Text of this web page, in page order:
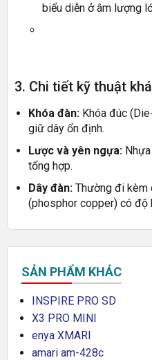
biểu diễn ở âm lượng
3. Chi tiết kỹ thuật
Khóa đàn: Khóa đúc
giữ dây ổn định.
Lược và yên ngựa:
tổng hợp.
Dây đàn: Thường đi kèm
(phosphor copper) có độ
SẢN PHẨM KHÁC
INSPIRE PRO SD
X3 PRO MINI
enya XMARI
amari am-428c